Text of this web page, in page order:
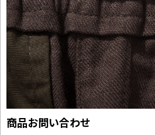
商品お問い合わせ